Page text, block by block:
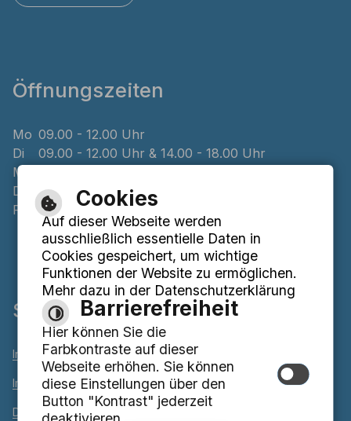
Öffnungszeiten
Mo 09.00 - 12.00 Uhr
Di
09.00 - 12.00 Uhr & 14.00 - 18.00 Uhr
Mi
Do
08.00 - 12.00 Uhr & 14.00 - 16.00 Uhr
Fr
09.00 - 12.00 Uhr
Service
Inhaltsverzeichnis
Impressum
Datenschutzerklärung
Cookies
Auf dieser Webseite werden
ausschließlich essentielle Daten in
Cookies gespeichert, um wichtige
Funktionen der Website zu ermöglichen.
Mehr dazu in der Datenschutzerklärung
Barrierefreiheit
Hier können Sie die
Farbkontraste auf dieser
Webseite erhöhen. Sie können
diese Einstellungen über den
Button "Kontrast" jederzeit